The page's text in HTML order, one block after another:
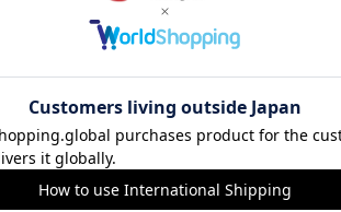
10歳から
2,750円